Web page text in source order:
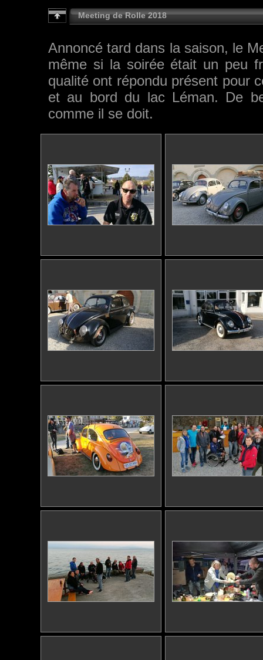
Meeting de Rolle 2018
Annoncé tard dans la saison, le
même si la soirée était un peu
qualité ont répondu présent pour
et au bord du lac Léman. De
comme il se doit.